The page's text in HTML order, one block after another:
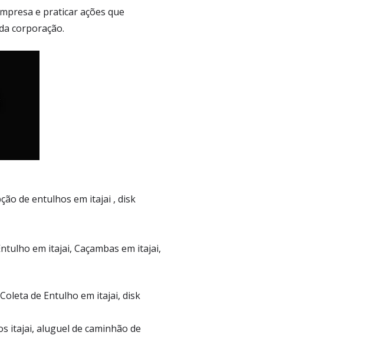
e praticar ações que
corporação.
de entulhos em itajai , disk
em itajai, Caçambas em itajai,
de Entulho em itajai, disk
itajai, aluguel de caminhão de